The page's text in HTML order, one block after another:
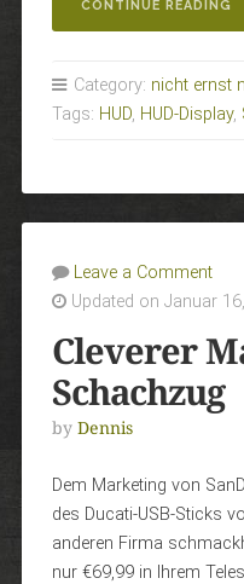
CONTINUE READING
Category: nicht ernst
Tags: HUD, HUD-Display,
Leave a Comment
Updated on Januar
Cleverer
Schachzug
by Dennis
Dem Marketing von
des Ducati-USB-Sticks
anderen Firma
nur €69,99 in Ihrem